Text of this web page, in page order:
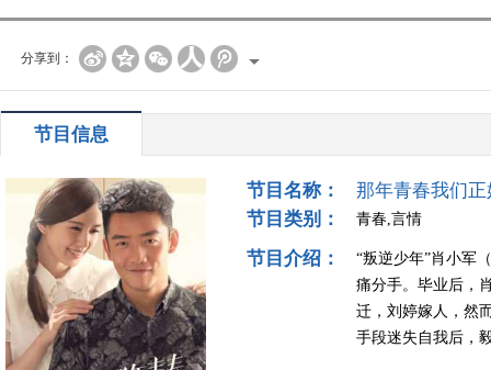
分享到：
节目信息
节目名称：
那年青春我们正
节目类别：
青春,言情
节目介绍：
“叛逆少年”肖小军
痛分手。毕业后，
迁，刘婷嫁人，然
手段迷失自我后，